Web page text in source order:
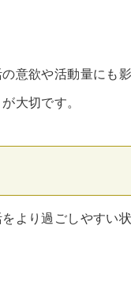
意欲や活動量にも
大切です。
より過ごしやすい